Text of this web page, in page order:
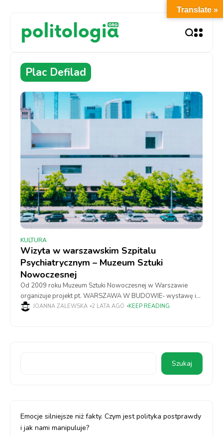
Plac Defilad
KULTURA
Wizyta w warszawskim Szpitalu
Psychiatrycznym – Muzeum Sztuki
Nowoczesnej
Od 2009 roku Muzeum Sztuki Nowoczesnej w Warszawie
organizuje projekt pt. WARSZAWA W BUDOWIE- wystawę i
liczne wydarzenia poświęcone projektowaniu miasta. Pomysł
JOANNA ZALEWSKA 2 LATA AGO KEEP READING
Szukaj
Emocje silniejsze niż fakty. Czym jest polityka postprawdy
i jak nami manipuluje?
Translate »